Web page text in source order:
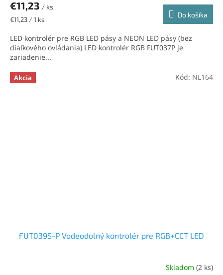
€11,23 / ks
Jednotková
€11,23 / 1 ks
Do košíka
LED kontrolér pre RGB LED pásy a NEON LED pásy (bez
diaľkového ovládania) LED kontrolér RGB FUT037P je
zariadenie...
Akcia
FUT039S-P Vodeodolný kontrolér pre RGB+CCT LED
Skladom (2 ks)
Kód: NL164